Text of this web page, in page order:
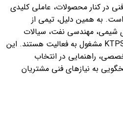
در کنار محصولات، عاملی کلیدی
به همین دلیل، تیمی از
شیمی، مهندسی نفت، سیالات
حفاری و صنایع وابسته در KTPSIC مشغول به فعالیت هستند. این
راهنمایی در انتخاب
به نیازهای فنی مشتریان